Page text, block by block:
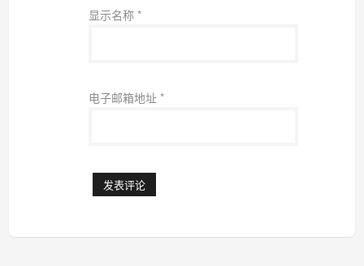
显示名称 *
电子邮箱地址 *